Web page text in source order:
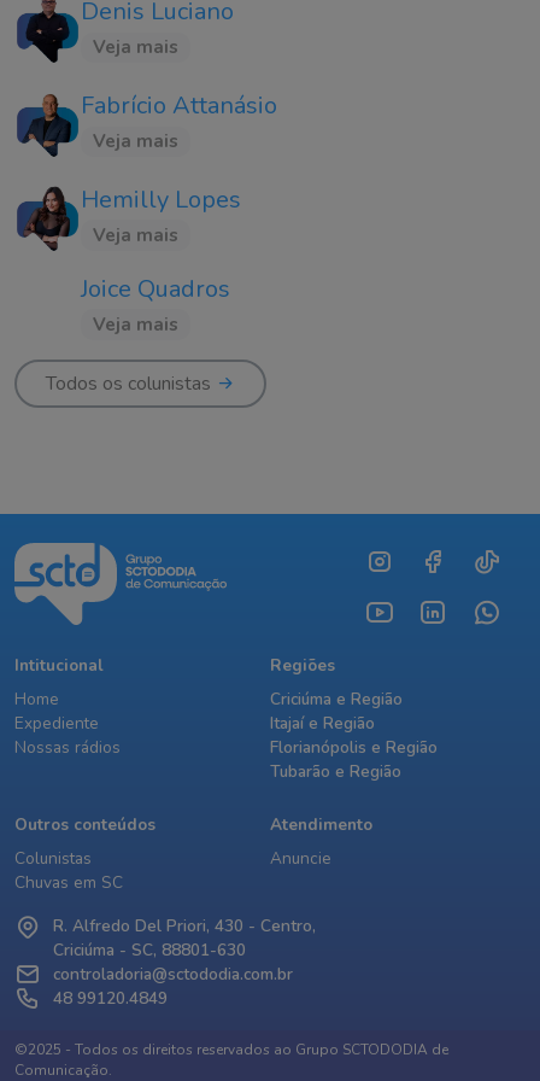
Denis Luciano
Veja mais
Fabrício Attanásio
Veja mais
Hemilly Lopes
Veja mais
Joice Quadros
Veja mais
Todos os colunistas
Intitucional
Home
Expediente
Nossas rádios
Regiões
Criciúma e Região
Itajaí e Região
Florianópolis e Região
Tubarão e Região
Outros conteúdos
Colunistas
Chuvas em SC
Atendimento
Anuncie
R. Alfredo Del Priori, 430 - Centro,
Criciúma - SC, 88801-630
controladoria@sctododia.com.br
48 99120.4849
©2025 - Todos os direitos reservados ao Grupo SCTODODIA de
Comunicação.